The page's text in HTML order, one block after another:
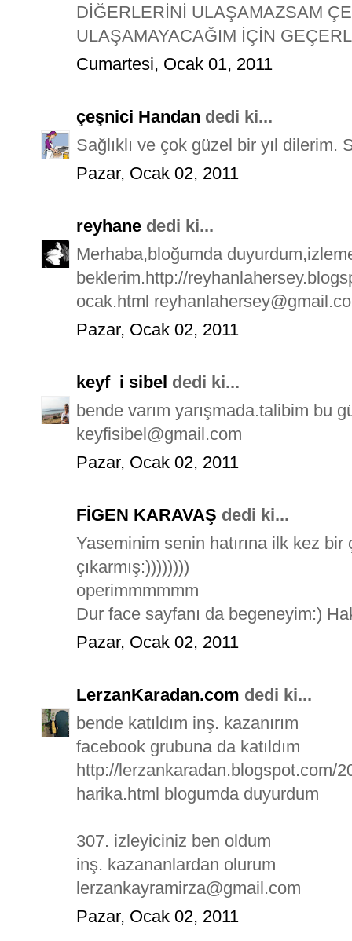
DİĞERLERİNİ ULAŞAMAZSAM
ULAŞAMAYACAĞIM İÇİN
Cumartesi, Ocak 01, 2011
çeşnici Handan dedi ki...
Sağlıklı ve çok güzel bir yıl dilerim.
Pazar, Ocak 02, 2011
reyhane dedi ki...
Merhaba,bloğumda
beklerim.http://
ocak.html
Pazar, Ocak 02, 2011
keyf_i sibel dedi ki...
bende varım yarışmada.talibim bu
keyfisibel@gmail.com
Pazar, Ocak 02, 2011
FİGEN KARAVAŞ dedi ki...
Yaseminim senin hatırına ilk kez
çıkarmış:))))))))
operimmmmmm
Dur face sayfanı da begeneyim:)
Pazar, Ocak 02, 2011
LerzanKaradan.com dedi ki...
bende katıldım inş. kazanırım
facebook grubuna da katıldım
http://lerzankaradan.blogspot.com/
harika.html blogumda duyurdum
307. izleyiciniz ben oldum
inş. kazananlardan olurum
lerzankayramirza@gmail.com
Pazar, Ocak 02, 2011